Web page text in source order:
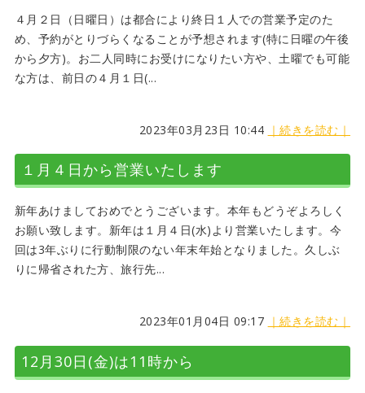
４月２日（日曜日）は都合により終日１人での営業予定のた
め、予約がとりづらくなることが予想されます(特に日曜の午後
から夕方)。お二人同時にお受けになりたい方や、土曜でも可能
な方は、前日の４月１日(...
2023年03月23日 10:44 ｜続きを読む｜
１月４日から営業いたします
新年あけましておめでとうございます。本年もどうぞよろしく
お願い致します。新年は１月４日(水)より営業いたします。今
回は3年ぶりに行動制限のない年末年始となりました。久しぶ
りに帰省された方、旅行先...
2023年01月04日 09:17 ｜続きを読む｜
12月30日(金)は11時から